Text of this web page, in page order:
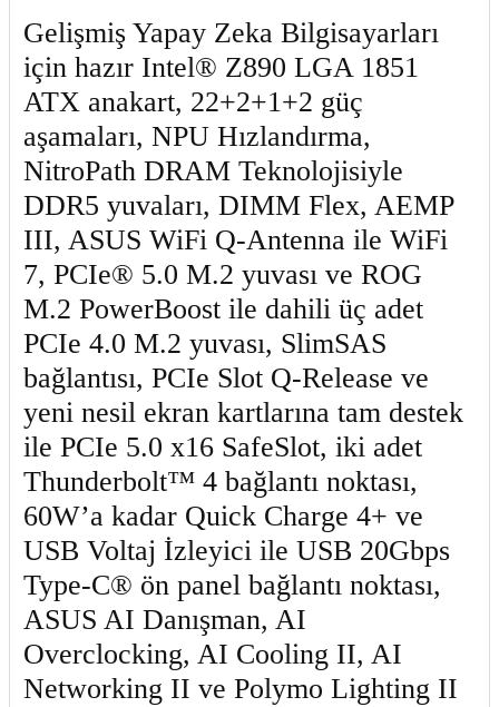
Gelişmiş Yapay Zeka Bilgisayarları
için hazır Intel® Z890 LGA 1851
ATX anakart, 22+2+1+2 güç
aşamaları, NPU Hızlandırma,
NitroPath DRAM Teknolojisiyle
DDR5 yuvaları, DIMM Flex, AEMP
III, ASUS WiFi Q-Antenna ile WiFi
7, PCIe® 5.0 M.2 yuvası ve ROG
M.2 PowerBoost ile dahili üç adet
PCIe 4.0 M.2 yuvası, SlimSAS
bağlantısı, PCIe Slot Q-Release ve
yeni nesil ekran kartlarına tam destek
ile PCIe 5.0 x16 SafeSlot, iki adet
Thunderbolt™ 4 bağlantı noktası,
60W’a kadar Quick Charge 4+ ve
USB Voltaj İzleyici ile USB 20Gbps
Type-C® ön panel bağlantı noktası,
ASUS AI Danışman, AI
Overclocking, AI Cooling II, AI
Networking II ve Polymo Lighting II